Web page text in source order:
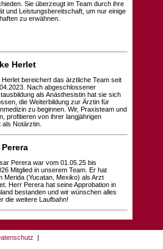
Sie überzeugt im Team durch ihre
und Leistungsbereitschaft, um nur einige
zu erwähnen.
Herlet
Herlet bereichert das ärztliche Team seit
Nach abgeschlossener
als Anästhesistin hat sie sich
die Weiterbildung zur Ärztin für
zu beginnen. Wir, Praxisteam und
profitieren von ihrer langjährigen
als Notärztin.
Perera war vom 01.05.25 bis
Mitglied in unserem Team. Er hat
Merida (Yucatan, Mexiko) als Arzt
Herr Perera hat seine Approbation in
bestanden und wir wünschen alles
die weitere Laufbahn!
|